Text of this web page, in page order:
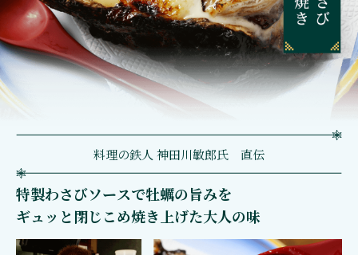
料理の鉄人 神田川敏郎氏 直伝
特製わさびソースで牡蠣の旨みを
ギュッと閉じこめ焼き上げた大人の味